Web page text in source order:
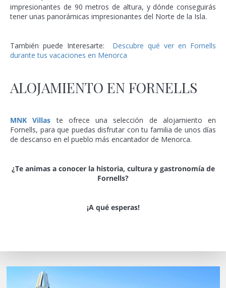
impresionantes de 90 metros de altura, y dónde conseguirás
tener unas panorámicas impresionantes del Norte de la Isla.
También puede Interesarte: Descubre qué ver en Fornells
durante tus vacaciones en Menorca
ALOJAMIENTO EN FORNELLS
MNK Villas te ofrece una selección de alojamiento en
Fornells, para que puedas disfrutar con tu familia de unos días
de descanso en el pueblo más encantador de Menorca.
¿Te animas a conocer la historia, cultura y gastronomía de
Fornells?
¡A qué esperas!